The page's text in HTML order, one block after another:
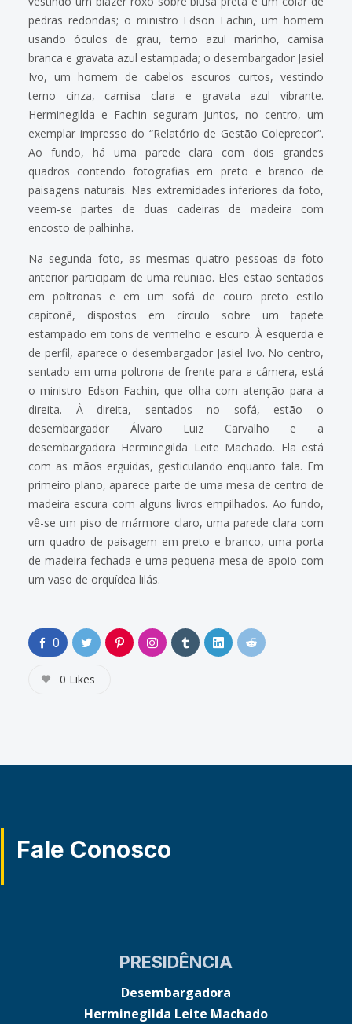
pedras redondas; o ministro Edson Fachin, um homem
usando óculos de grau, terno azul marinho, camisa
branca e gravata azul estampada; o desembargador Jasiel
Ivo, um homem de cabelos escuros curtos, vestindo
terno cinza, camisa clara e gravata azul vibrante.
Herminegilda e Fachin seguram juntos, no centro, um
exemplar impresso do “Relatório de Gestão Coleprecor”.
Ao fundo, há uma parede clara com dois grandes
quadros contendo fotografias em preto e branco de
paisagens naturais. Nas extremidades inferiores da foto,
veem-se partes de duas cadeiras de madeira com
encosto de palhinha.
Na segunda foto, as mesmas quatro pessoas da foto
anterior participam de uma reunião. Eles estão sentados
em poltronas e em um sofá de couro preto estilo
capitonê, dispostos em círculo sobre um tapete
estampado em tons de vermelho e escuro. À esquerda e
de perfil, aparece o desembargador Jasiel Ivo. No centro,
sentado em uma poltrona de frente para a câmera, está
o ministro Edson Fachin, que olha com atenção para a
direita. À direita, sentados no sofá, estão o
desembargador Álvaro Luiz Carvalho e a
desembargadora Herminegilda Leite Machado. Ela está
com as mãos erguidas, gesticulando enquanto fala. Em
primeiro plano, aparece parte de uma mesa de centro de
madeira escura com alguns livros empilhados. Ao fundo,
vê-se um piso de mármore claro, uma parede clara com
um quadro de paisagem em preto e branco, uma porta
de madeira fechada e uma pequena mesa de apoio com
um vaso de orquídea lilás.
0
0 Likes
Fale Conosco
PRESIDÊNCIA
Desembargadora
Herminegilda Leite Machado